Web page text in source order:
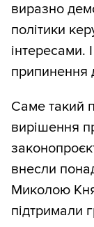
виразно
політики
інтересами.
припинення
Саме такий
вирішення
внесли
Миколою
підтримали